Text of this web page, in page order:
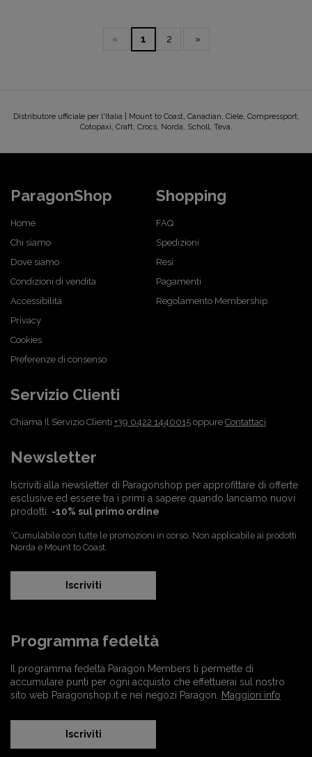
« 1 2 »
Distributore ufficiale per l'Italia | Mount to Coast, Canadian, Ciele, Compressport,
Cotopaxi, Craft, Crocs, Norda, Scholl, Teva.
ParagonShop
Home
Chi siamo
Dove siamo
Condizioni di vendita
Accessibilità
Privacy
Cookies
Preferenze di consenso
Shopping
FAQ
Spedizioni
Resi
Pagamenti
Regolamento Membership
Servizio Clienti
Chiama Il Servizio Clienti +39 0422 1440015 oppure Contattaci
Newsletter
Iscriviti alla newsletter di Paragonshop per approfittare di offerte
esclusive ed essere tra i primi a sapere quando lanciamo nuovi
prodotti. -10% sul primo ordine
*Cumulabile con tutte le promozioni in corso. Non applicabile ai prodotti
Norda e Mount to Coast.
Iscriviti
Programma fedeltà
Il programma fedeltà Paragon Members ti permette di
accumulare punti per ogni acquisto che effettuerai sul nostro
sito web Paragonshop.it e nei negozi Paragon.
Maggiori info
Iscriviti